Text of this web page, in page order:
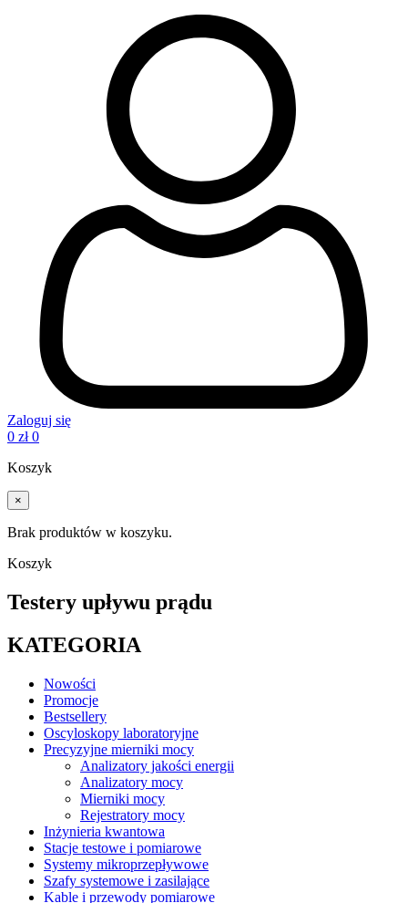
Zaloguj się
0 zł 0
Koszyk
×
Brak produktów w koszyku.
Koszyk
Testery upływu prądu
KATEGORIA
Nowości
Promocje
Bestsellery
Oscyloskopy laboratoryjne
Precyzyjne mierniki mocy
Analizatory jakości energii
Analizatory mocy
Mierniki mocy
Rejestratory mocy
Inżynieria kwantowa
Stacje testowe i pomiarowe
Systemy mikroprzepływowe
Szafy systemowe i zasilające
Kable i przewody pomiarowe